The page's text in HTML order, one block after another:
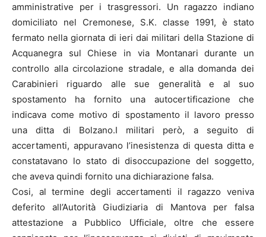
amministrative per i trasgressori. Un ragazzo indiano
domiciliato nel Cremonese, S.K. classe 1991, è stato
fermato nella giornata di ieri dai militari della Stazione di
Acquanegra sul Chiese in via Montanari durante un
controllo alla circolazione stradale, e alla domanda dei
Carabinieri riguardo alle sue generalità e al suo
spostamento ha fornito una autocertificazione che
indicava come motivo di spostamento il lavoro presso
una ditta di Bolzano.I militari però, a seguito di
accertamenti, appuravano l’inesistenza di questa ditta e
constatavano lo stato di disoccupazione del soggetto,
che aveva quindi fornito una dichiarazione falsa.
Cosi, al termine degli accertamenti il ragazzo veniva
deferito all’Autorità Giudiziaria di Mantova per falsa
attestazione a Pubblico Ufficiale, oltre che essere